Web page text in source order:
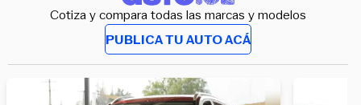
Cotiza y compara todas las marcas y modelos
PUBLICA TU AUTO ACÁ